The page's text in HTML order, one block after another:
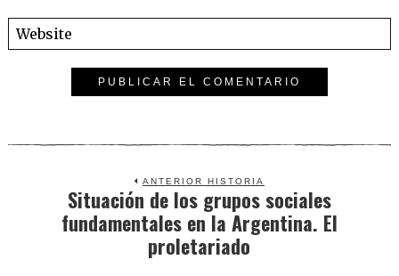
ANTERIOR HISTORIA
Previous
post:
Situación de los grupos sociales
fundamentales en la Argentina. El
proletariado